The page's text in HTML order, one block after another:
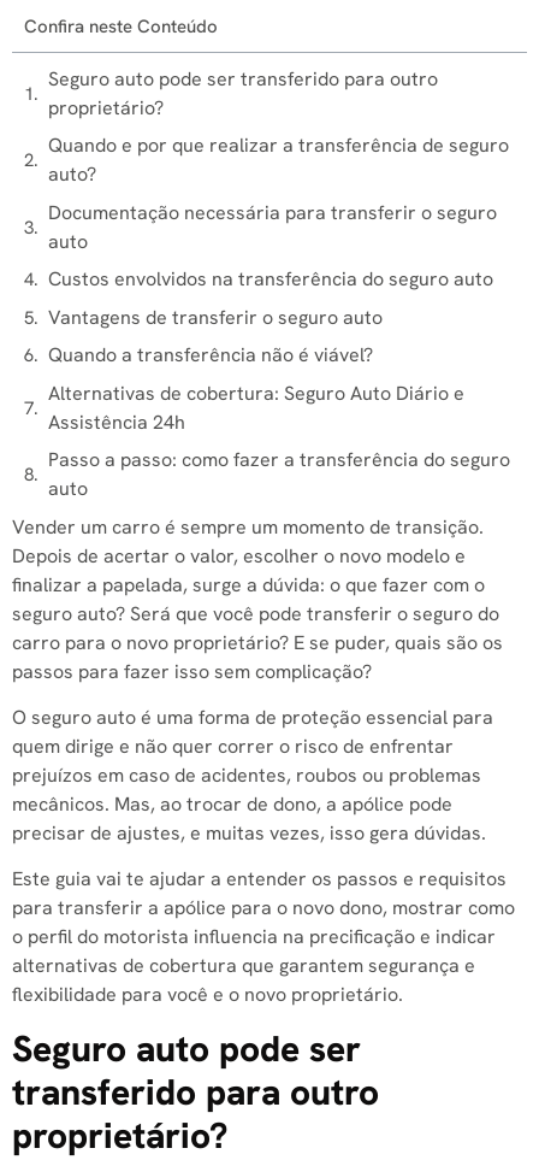
Confira neste Conteúdo
Seguro auto pode ser transferido para outro
proprietário?
Quando e por que realizar a transferência de seguro
auto?
Documentação necessária para transferir o seguro
auto
Custos envolvidos na transferência do seguro auto
Vantagens de transferir o seguro auto
Quando a transferência não é viável?
Alternativas de cobertura: Seguro Auto Diário e
Assistência 24h
Passo a passo: como fazer a transferência do seguro
auto
Vender um carro é sempre um momento de transição.
Depois de acertar o valor, escolher o novo modelo e
finalizar a papelada, surge a dúvida: o que fazer com o
seguro auto? Será que você pode transferir o seguro do
carro para o novo proprietário? E se puder, quais são os
passos para fazer isso sem complicação?
O seguro auto é uma forma de proteção essencial para
quem dirige e não quer correr o risco de enfrentar
prejuízos em caso de acidentes, roubos ou problemas
mecânicos. Mas, ao trocar de dono, a apólice pode
precisar de ajustes, e muitas vezes, isso gera dúvidas.
Este guia vai te ajudar a entender os passos e requisitos
para transferir a apólice para o novo dono, mostrar como
o perfil do motorista influencia na precificação e indicar
alternativas de cobertura que garantem segurança e
flexibilidade para você e o novo proprietário.
Seguro auto pode ser
transferido para outro
proprietário?